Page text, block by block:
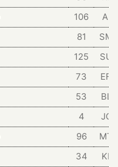
106
AIS
81
125
SUN
73
EFD
53
BLZ
4
JCL
96
MTR
34
KIN